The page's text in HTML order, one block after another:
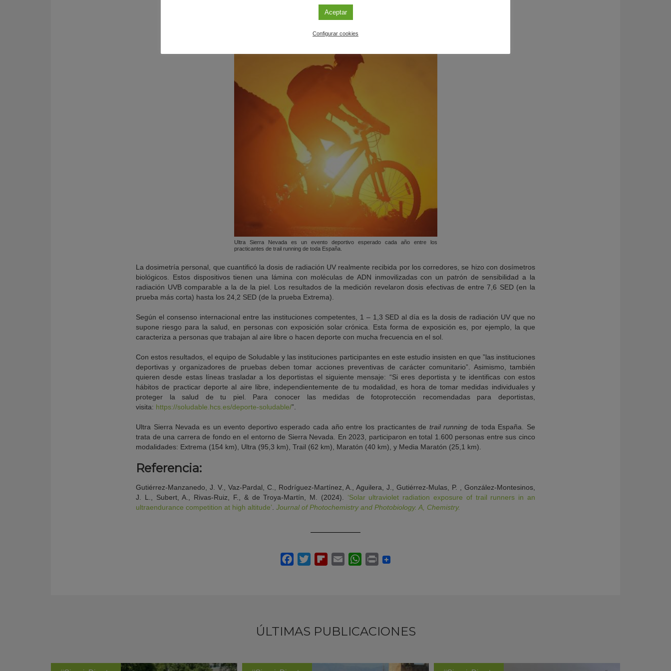
Ultra Sierra Nevada es un evento deportivo esperado cada año entre los
practicantes de trail running de toda España.
La dosimetría personal, que cuantificó la dosis de radiación UV realmente recibida por los corredores, se hizo con dosímetros
biológicos. Estos dispositivos tienen una lámina con moléculas de ADN inmovilizadas con un patrón de sensibilidad a la
radiación UVB comparable a la de la piel. Los resultados de la medición revelaron dosis efectivas de entre 7,6 SED (en la
prueba más corta) hasta los 24,2 SED (de la prueba Extrema).
Según el consenso internacional entre las instituciones competentes, 1 – 1,3 SED al día es la dosis de radiación UV que no
supone riesgo para la salud, en personas con exposición solar crónica. Esta forma de exposición es, por ejemplo, la que
caracteriza a personas que trabajan al aire libre o hacen deporte con mucha frecuencia en el sol.
Con estos resultados, el equipo de Soludable y las instituciones participantes en este estudio insisten en que ”las instituciones
deportivas y organizadores de pruebas deben tomar acciones preventivas de carácter comunitario”. Asimismo, también
quieren desde estas líneas trasladar a los deportistas el siguiente mensaje: “Si eres deportista y te identificas con estos
hábitos de practicar deporte al aire libre, independientemente de tu modalidad, es hora de tomar medidas individuales y
proteger la salud de tu piel. Para conocer las medidas de fotoprotección recomendadas para deportistas,
visita: https://soludable.hcs.es/deporte-soludable/”.
Ultra Sierra Nevada es un evento deportivo esperado cada año entre los practicantes de trail running de toda España. Se
trata de una carrera de fondo en el entorno de Sierra Nevada. En 2023, participaron en total 1.600 personas entre sus cinco
modalidades: Extrema (154 km), Ultra (95,3 km), Trail (62 km), Maratón (40 km), y Media Maratón (25,1 km).
Referencia:
Gutiérrez-Manzanedo, J. V., Vaz-Pardal, C., Rodríguez-Martínez, A., Aguilera, J., Gutiérrez-Mulas, P. , González-Montesinos,
J. L., Subert, A., Rivas-Ruiz, F., & de Troya-Martín, M. (2024). ‘Solar ultraviolet radiation exposure of trail runners in an
ultraendurance competition at high altitude’ Journal of Photochemistry and Photobiology. A, Chemistry.
ÚLTIMAS PUBLICACIONES
Aceptar
Configurar cookies